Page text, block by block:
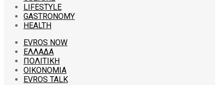
LIFESTYLE
GASTRONOMY
HEALTH
EVROS NOW
ΕΛΛΑΔΑ
ΠΟΛΙΤΙΚΗ
ΟΙΚΟΝΟΜΙΑ
EVROS TALK